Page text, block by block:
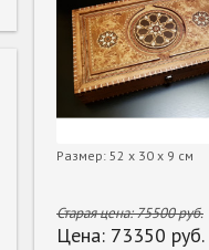
Размер: 52 х 30 х 9 см
Старая цена:75500руб.
Цена: 73350 руб.